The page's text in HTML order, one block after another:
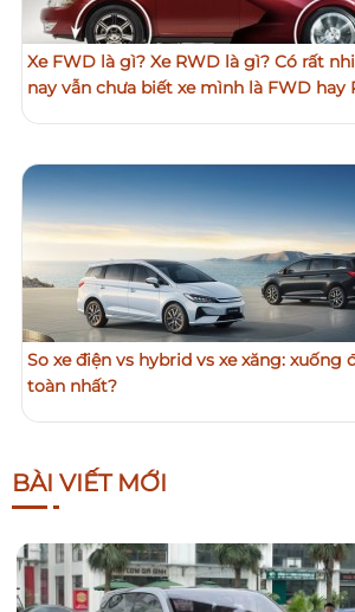
Xe FWD là gì? Xe RWD là gì? Có rất
nay vẫn chưa biết xe mình là FWD hay
So xe điện vs hybrid vs xe xăng: xuống
toàn nhất?
BÀI VIẾT MỚI